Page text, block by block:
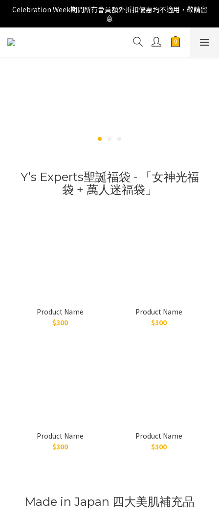
Celebration Week期間所有會員額外折扣優惠均不適用，敬請留
意
Y’s Experts聖誕福袋 - 「女神光福
袋 + 萬人迷福袋」
Product Name
$300
Product Name
$300
Product Name
$300
Product Name
$300
Made in Japan 四大美肌補充品